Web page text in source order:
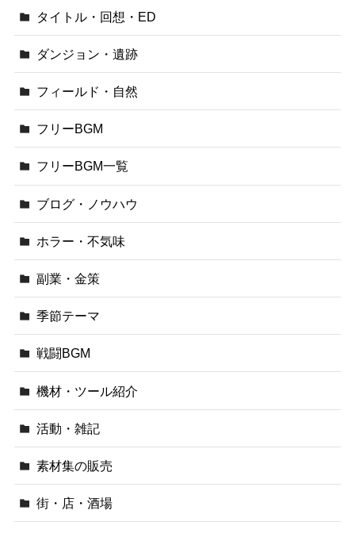
タイトル・回想・ED
ダンジョン・遺跡
フィールド・自然
フリーBGM
フリーBGM一覧
ブログ・ノウハウ
ホラー・不気味
副業・金策
季節テーマ
戦闘BGM
機材・ツール紹介
活動・雑記
素材集の販売
街・店・酒場